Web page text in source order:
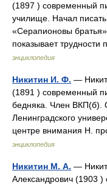
(1897 ) современный
училище. Начал
«Серапионовы
показывает
энциклопедия
Никитин И. Ф. —
(1891 ) современный
бедняка. Член ВКП(б).
Ленинградского
центре внимания Н.
энциклопедия
Никитин М. А. —
Александрович (1903